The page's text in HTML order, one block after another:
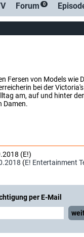
Forum 0
Fersen von Models wie
bei der
am, auf und hinter
Damen.
(E!)
(E! Entertainment
per E-Mail